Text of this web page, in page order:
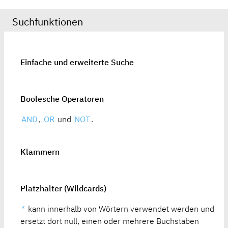
Suchfunktionen
Einfache und erweiterte Suche
Boolesche Operatoren
AND , OR und NOT.
Klammern
Platzhalter (Wildcards)
* kann innerhalb von Wörtern verwendet werden und
ersetzt dort null, einen oder mehrere Buchstaben